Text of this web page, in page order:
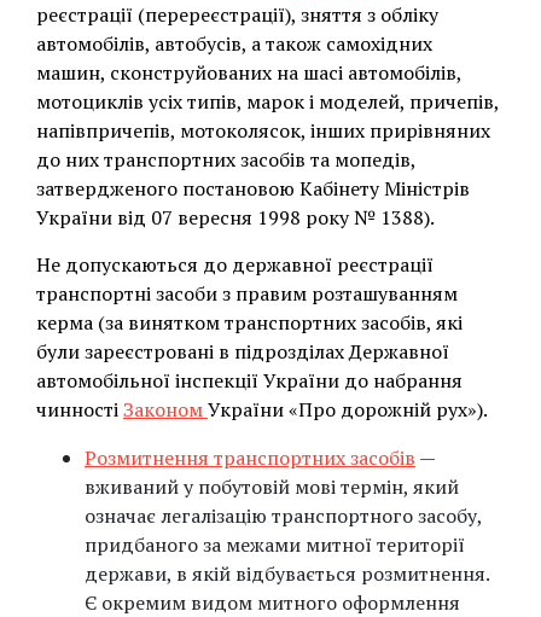
реєстрації (перереєстрації), зняття з обліку
автомобілів, автобусів, а також самохідних
машин, сконструйованих на шасі автомобілів,
мотоциклів усіх типів, марок і моделей, причепів,
напівпричепів, мотоколясок, інших прирівняних
до них транспортних засобів та мопедів,
затвердженого постановою Кабінету Міністрів
України від 07 вересня 1998 року № 1388).
Не допускаються до державної реєстрації
транспортні засоби з правим розташуванням
керма (за винятком транспортних засобів, які
були зареєстровані в підрозділах Державної
автомобільної інспекції України до набрання
чинностіЗакономУкраїни «Про дорожній рух»).
Розмитнення транспортних засобів —
вживаний у побутовій мові термін, який
означає легалізацію транспортного засобу,
придбаного за межами митної території
держави, в якій відбувається розмитнення.
Є окремим видом митного оформлення